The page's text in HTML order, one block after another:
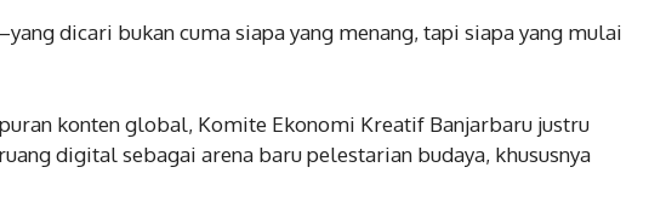
dicari bukan cuma siapa yang menang, tapi siapa yang mulai
konten global, Komite Ekonomi Kreatif Banjarbaru justru
digital sebagai arena baru pelestarian budaya, khususnya